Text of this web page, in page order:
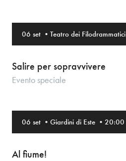
06 set • Teatro dei Filodrammatici
Salire per sopravvivere
Evento speciale
06 set • Giardini di Este • 20:00
Al fiume!